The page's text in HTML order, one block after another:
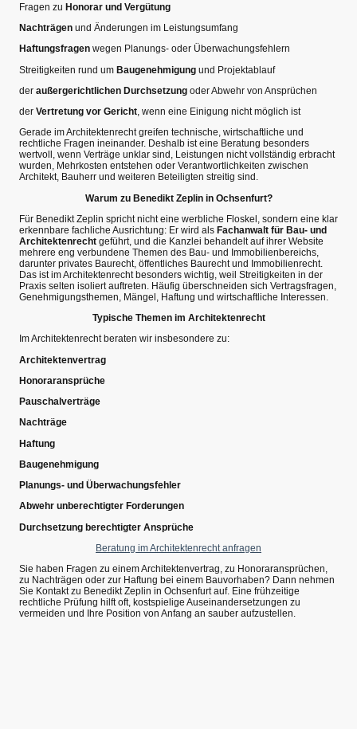
Fragen zu Honorar und Vergütung
Nachträgen und Änderungen im Leistungsumfang
Haftungsfragen wegen Planungs- oder Überwachungsfehlern
Streitigkeiten rund um Baugenehmigung und Projektablauf
der außergerichtlichen Durchsetzung oder Abwehr von Ansprüchen
der Vertretung vor Gericht, wenn eine Einigung nicht möglich ist
Gerade im Architektenrecht greifen technische, wirtschaftliche und
rechtliche Fragen ineinander. Deshalb ist eine Beratung besonders
wertvoll, wenn Verträge unklar sind, Leistungen nicht vollständig erbracht
wurden, Mehrkosten entstehen oder Verantwortlichkeiten zwischen
Architekt, Bauherr und weiteren Beteiligten streitig sind.
Warum zu Benedikt Zeplin in Ochsenfurt?
Für Benedikt Zeplin spricht nicht eine werbliche Floskel, sondern eine klar
erkennbare fachliche Ausrichtung: Er wird als Fachanwalt für Bau- und
Architektenrecht geführt, und die Kanzlei behandelt auf ihrer Website
mehrere eng verbundene Themen des Bau- und Immobilienbereichs,
darunter privates Baurecht, öffentliches Baurecht und Immobilienrecht.
Das ist im Architektenrecht besonders wichtig, weil Streitigkeiten in der
Praxis selten isoliert auftreten. Häufig überschneiden sich Vertragsfragen,
Genehmigungsthemen, Mängel, Haftung und wirtschaftliche Interessen.
Typische Themen im Architektenrecht
Im Architektenrecht beraten wir insbesondere zu:
Architektenvertrag
Honoraransprüche
Pauschalverträge
Nachträge
Haftung
Baugenehmigung
Planungs- und Überwachungsfehler
Abwehr unberechtigter Forderungen
Durchsetzung berechtigter Ansprüche
Beratung im Architektenrecht anfragen
Sie haben Fragen zu einem Architektenvertrag, zu Honoraransprüchen,
zu Nachträgen oder zur Haftung bei einem Bauvorhaben? Dann nehmen
Sie Kontakt zu Benedikt Zeplin in Ochsenfurt auf. Eine frühzeitige
rechtliche Prüfung hilft oft, kostspielige Auseinandersetzungen zu
vermeiden und Ihre Position von Anfang an sauber aufzustellen.